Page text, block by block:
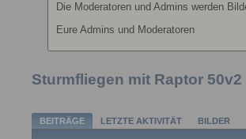
Die Moderatoren und Admins werden
Eure Admins und Moderatoren
Sturmfliegen mit Raptor 50v2
BEITRÄGE LETZTE AKTIVITÄT BILDER